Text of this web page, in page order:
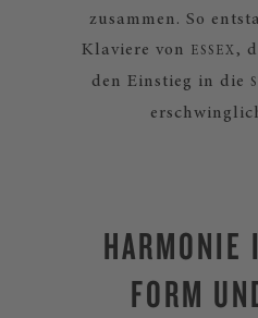
zusammen. So
Klaviere von
ESSEX,
den Einstieg in die
HARMONIE
FORM